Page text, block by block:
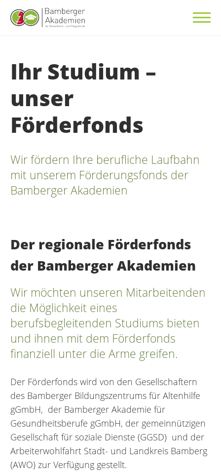
Ihr Studium –
unser
Förderfonds
Wir fördern Ihre berufliche Laufbahn
mit unserem Förderungsfonds der
Bamberger Akademien
Der regionale Förderfonds
der Bamberger Akademien
Wir möchten unseren Mitarbeitenden
die Möglichkeit eines
berufsbegleitenden Studiums bieten
und ihnen mit dem Förderfonds
finanziell unter die Arme greifen.
Der Förderfonds wird von den Gesellschaftern
des Bamberger Bildungszentrums für Altenhilfe
gGmbH, der Bamberger Akademie für
Gesundheitsberufe gGmbH, der gemeinnützigen
Gesellschaft für soziale Dienste (GGSD) und der
Arbeiterwohlfahrt Stadt- und Landkreis Bamberg
(AWO) zur Verfügung gestellt.